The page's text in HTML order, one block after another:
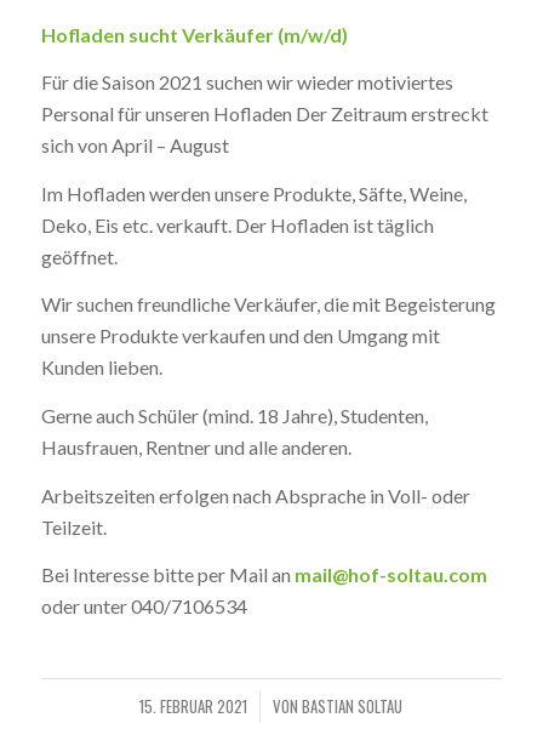
Hofladen sucht Verkäufer (m/w/d)
Für die Saison 2021 suchen wir wieder motiviertes
Personal für unseren Hofladen Der Zeitraum erstreckt
sich von April – August
Im Hofladen werden unsere Produkte, Säfte, Weine,
Deko, Eis etc. verkauft. Der Hofladen ist täglich
geöffnet.
Wir suchen freundliche Verkäufer, die mit Begeisterung
unsere Produkte verkaufen und den Umgang mit
Kunden lieben.
Gerne auch Schüler (mind. 18 Jahre), Studenten,
Hausfrauen, Rentner und alle anderen.
Arbeitszeiten erfolgen nach Absprache in Voll- oder
Teilzeit.
Bei Interesse bitte per Mail an mail@hof-soltau.com
oder unter 040/7106534
15. FEBRUAR 2021
/ VONBASTIAN SOLTAU